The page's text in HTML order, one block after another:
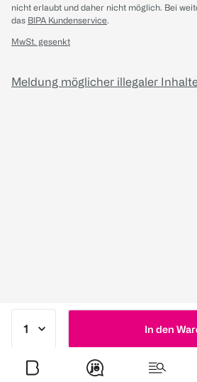
In den
nicht erlaubt und daher nicht möglich. Bei
das BIPA Kundenservice.
MwSt. gesenkt
Meldung möglicher illegaler